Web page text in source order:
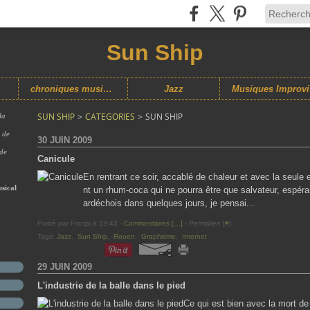
Sun Ship
chroniques musicales Jazz
de
SUN SHIP > CATEGORIES > SUN SHIP
30 JUIN 2009
Canicule
En rentrant ce soir, accablé de chaleur et avec la
nt un rhum-coca qui ne pourra être que salvateur,
ardéchois dans quelques jours, je pensai...
Posté par Franpi à 19:43 - Commentaires [ ] - Permalien [#]
Tags: Jazz Sun Ship Rouen Graphisme Internet
29 JUIN 2009
L'industrie de la balle dans le pied
Ce qui est bien avec la mort